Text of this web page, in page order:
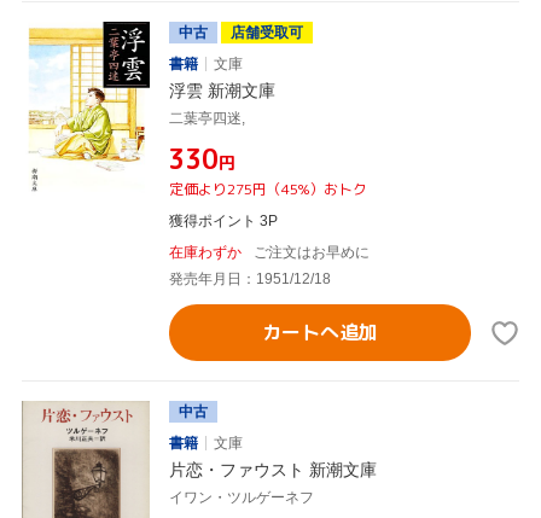
中古
店舗受取可
書籍
文庫
浮雲 新潮文庫
二葉亭四迷,
¥330円
定価より275円（45%）おトク
獲得ポイント 3P
在庫わずか
ご注文はお早めに
発売年月日：1951/12/18
カートへ追加
中古
書籍
文庫
片恋・ファウスト 新潮文庫
イワン・ツルゲーネフ